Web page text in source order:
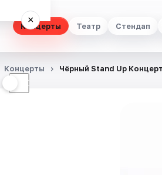
Концерты Театр Стендап
×
☾
Концерты Чёрный Stand Up Концерт